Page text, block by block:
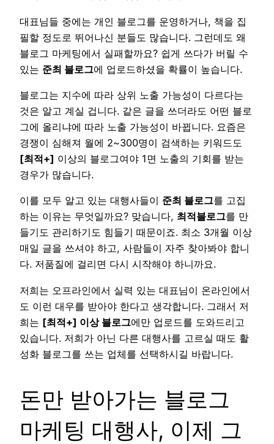
대표님들 중에는 개인 블로그를 운영하거나, 책을 집
필할 정도로 뛰어나신 분들도 많습니다. 그런데도 왜
블로그 마케팅에서 실패할까요? 쉽게 쓰다가 버릴 수
있는 준최 블로그에 업로드하셨을 확률이 높습니다.
블로그는 지수에 따라 상위 노출 가능성이 다르다는
것은 알고 계실 겁니다. 같은 글을 쓰더라도 어떤 블로
그에 올리냐에 따라 노출 가능성이 바뀝니다. 요즘은
경쟁이 심해져 월에 2~300명이 검색하는 키워드도
[최적+] 이상의 블로그여야 1면 노출의 기회를 받는
경우가 많습니다.
이를 모두 알고 있는 대행사들이 준최 블로그를 고집
하는 이유는 무엇일까요? 맞습니다, 최적블로그를 만
들기도 관리하기도 힘들기 때문이죠. 최소 3개월 이상
매일 글을 쓰셔야 하고, 사람들이 자주 찾아봐야 합니
다. 저품질에 걸리면 다시 시작해야 하니까요.
저희는 오프라인에서 실력 있는 대표님이 온라인에서
도 이런 대우를 받아야 한다고 생각합니다. 그래서 저
희는 [최적+] 이상 블로그에만 업로드를 도와드리고
있습니다. 저희가 아닌 다른 대행사를 고르실 때도 활
성화 블로그를 쓰는 업체를 선택하시길 바랍니다.
돈만 받아가는 블로그
마케팅 대행사, 이제 그